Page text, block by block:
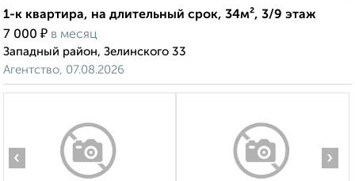
1-к квартира, на длительный срок, 34м², 3/9 этаж
7 000 ₽ в месяц
Западный район, Зелинского 33
Агентство, 07.08.2026
‹ ›